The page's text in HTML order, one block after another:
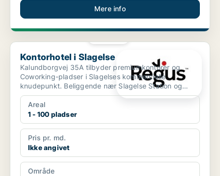
Mere info
Kontorhotel i Slagelse
Kontorhotel i Slagelse
Kalundborgvej 35A tilbyder premiumkontorer og
Coworking-pladser i Slagelses kommercielle
knudepunkt. Beliggende nær Slagelse Station og
Slagelse Bus Terminal...
Areal
1 - 100 pladser
Pris pr. md.
Ikke angivet
Område